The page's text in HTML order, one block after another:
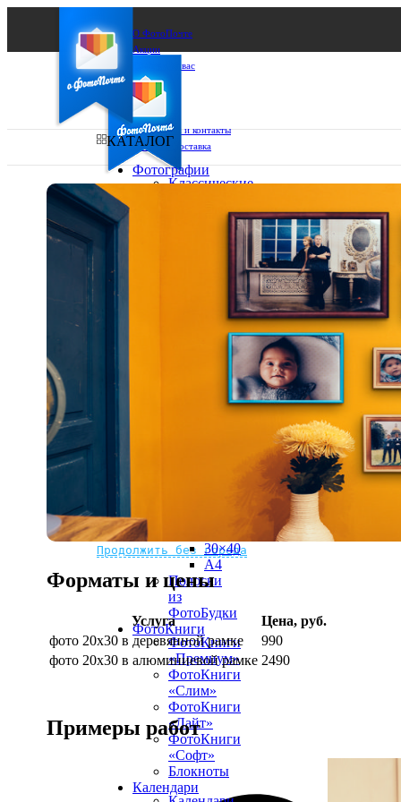
О ФотоПочте
Акции
Сделаем за вас
Бизнесу
FAQ
Франшиза
Поддержка и контакты
Оплата и доставка
Ваш город:
Выберите из списка:
Не нашли Ваш город?
Мы доставляем по всему миру
Продолжить без города
КАТАЛОГ
Фотографии
Классические
10х10
10х15
15х15
15х20
20х20
20х30
30х30
30х40
30×40
A4
Полоски
из
ФотоБудки
ФотоКниги
ФотоКниги
«Премиум»
ФотоКниги
«Слим»
ФотоКниги
«Лайт»
ФотоКниги
«Софт»
Блокноты
Календари
Форматы и цены
Услуга
Цена, руб.
фото 20х30 в деревянной рамке
990
фото 20х30 в алюминиевой рамке 2490
Примеры работ